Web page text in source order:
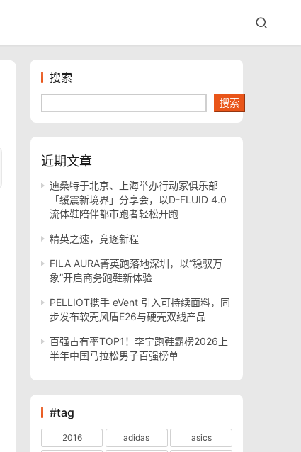
搜索
搜索
近期文章
迪桑特于北京、上海举办行动家俱乐部
「缓震新境界」分享会，以D-FLUID 4.0
流体鞋陪伴都市跑者轻松开跑
精英之速，竞逐新程
FILA AURA菁英跑落地深圳，以“稳驭万
象”开启商务跑鞋新体验
PELLIOT携手 eVent 引入可持续面料，同
步发布软壳风盾E26与硬壳双线产品
百强占有率TOP1！李宁跑鞋霸榜2026上
半年中国马拉松男子百强榜单
#tag
2016 adidas
asics